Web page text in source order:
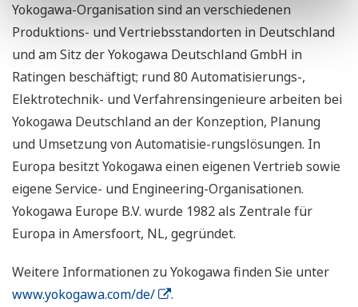
Yokogawa-Organisation sind an verschiedenen
Produktions- und Vertriebsstandorten in Deutschland
und am Sitz der Yokogawa Deutschland GmbH in
Ratingen beschäftigt; rund 80 Automatisierungs-,
Elektrotechnik- und Verfahrensingenieure arbeiten bei
Yokogawa Deutschland an der Konzeption, Planung
und Umsetzung von Automatisie-rungslösungen. In
Europa besitzt Yokogawa einen eigenen Vertrieb sowie
eigene Service- und Engineering-Organisationen.
Yokogawa Europe B.V. wurde 1982 als Zentrale für
Europa in Amersfoort, NL, gegründet.
Weitere Informationen zu Yokogawa finden Sie unter
www.yokogawa.com/de/
.